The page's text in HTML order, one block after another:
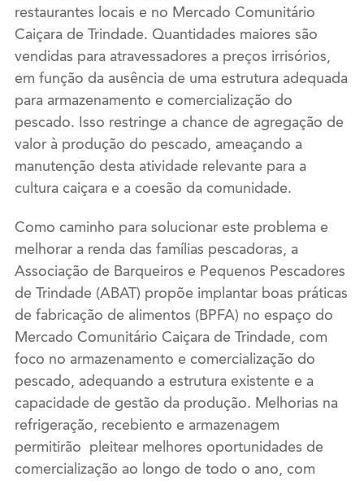
restaurantes locais e no Mercado Comunitário
Caiçara de Trindade. Quantidades maiores são
vendidas para atravessadores a preços irrisórios,
em função da ausência de uma estrutura adequada
para armazenamento e comercialização do
pescado. Isso restringe a chance de agregação de
valor à produção do pescado, ameaçando a
manutenção desta atividade relevante para a
cultura caiçara e a coesão da comunidade.
Como caminho para solucionar este problema e
melhorar a renda das famílias pescadoras, a
Associação de Barqueiros e Pequenos Pescadores
de Trindade (ABAT) propõe implantar boas práticas
de fabricação de alimentos (BPFA) no espaço do
Mercado Comunitário Caiçara de Trindade, com
foco no armazenamento e comercialização do
pescado, adequando a estrutura existente e a
capacidade de gestão da produção. Melhorias na
refrigeração, recebiento e armazenagem
permitirão pleitear melhores oportunidades de
comercialização ao longo de todo o ano, com